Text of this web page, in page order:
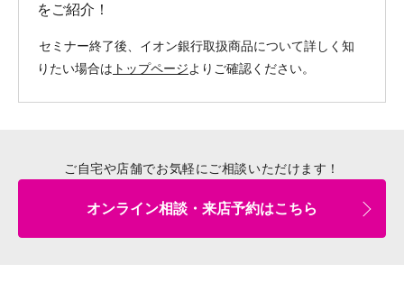
をご紹介！
セミナー終了後、イオン銀行取扱商品について詳しく知
りたい場合は トップページよりご確認ください。
ご自宅や店舗でお気軽にご相談いただけます！
オンライン相談・来店予約はこちら